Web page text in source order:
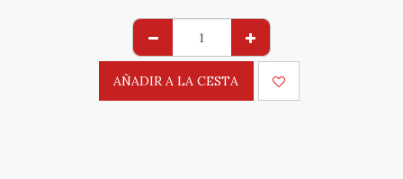
AÑADIR A LA CESTA